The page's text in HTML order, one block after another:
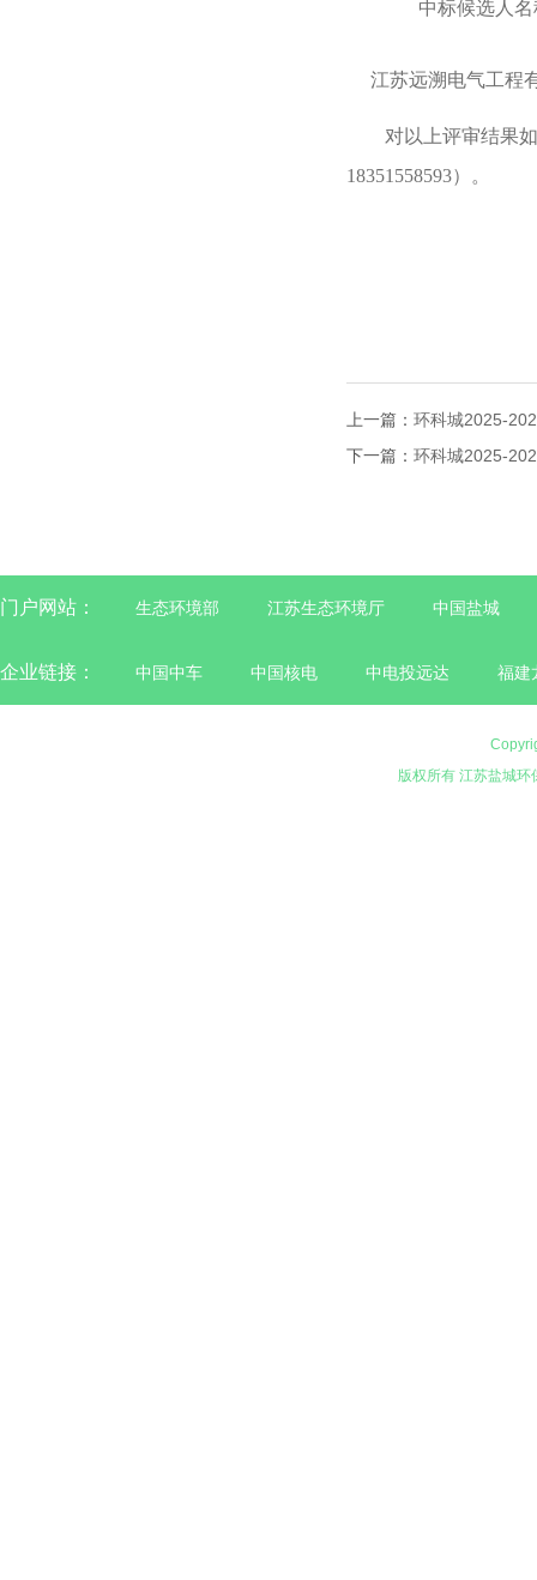
中标候选人名
江苏远溯电气工程
对以上评审结果
18351558593）。
上一篇： 环科城2025-
下一篇： 环科城2025-
门户网站： 生态环境部 江苏生态环境厅 中国盐城
企业链接： 中国中车 中国核电 中电投远达 福建
版权所有 江苏盐城